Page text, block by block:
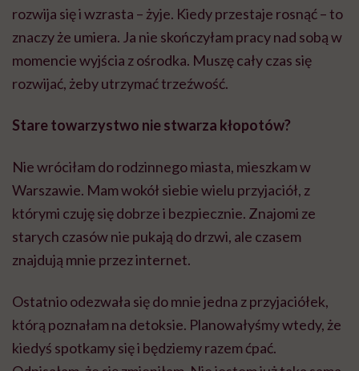
rozwija się i wzrasta – żyje. Kiedy przestaje rosnąć – to
znaczy że umiera. Ja nie skończyłam pracy nad sobą w
momencie wyjścia z ośrodka. Muszę cały czas się
rozwijać, żeby utrzymać trzeźwość.
Stare towarzystwo nie stwarza kłopotów?
Nie wróciłam do rodzinnego miasta, mieszkam w
Warszawie. Mam wokół siebie wielu przyjaciół, z
którymi czuję się dobrze i bezpiecznie. Znajomi ze
starych czasów nie pukają do drzwi, ale czasem
znajdują mnie przez internet.
Ostatnio odezwała się do mnie jedna z przyjaciółek,
którą poznałam na detoksie. Planowałyśmy wtedy, że
kiedyś spotkamy się i będziemy razem ćpać.